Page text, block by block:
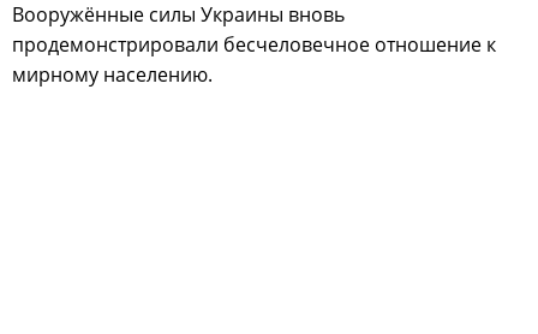
Вооружённые силы Украины вновь
продемонстрировали бесчеловечное отношение к
мирному населению.